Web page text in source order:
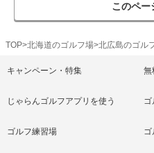
このペー
TOP 北海道のゴルフ場 北広島のゴル
キャンペーン・特集 無
じゃらんゴルフアプリを使う ゴ
ゴルフ練習場 ゴ